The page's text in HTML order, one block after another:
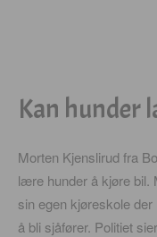
Kan hunder
Morten Kjenslirud fra
lære hunder å kjøre bil.
sin egen kjøreskole
å bli sjåfører. Politiet